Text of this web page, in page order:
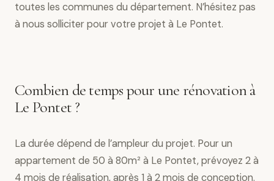
toutes les communes du département. N’hésitez pas
à nous solliciter pour votre projet à Le Pontet.
Combien de temps pour une rénovation à
Le Pontet ?
La durée dépend de l’ampleur du projet. Pour un
appartement de 50 à 80m² à Le Pontet, prévoyez 2 à
4 mois de réalisation, après 1 à 2 mois de conception.